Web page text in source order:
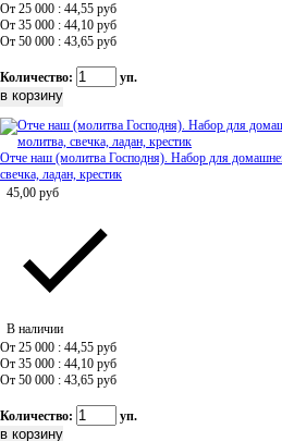
От 25 000 : 44,55 руб
От 35 000 : 44,10 руб
От 50 000 : 43,65 руб
Количество: уп.
Отче наш (молитва Господня). Набор для
свечка, ладан, крестик
45,00 руб
В наличии
От 25 000 : 44,55 руб
От 35 000 : 44,10 руб
От 50 000 : 43,65 руб
Количество: уп.